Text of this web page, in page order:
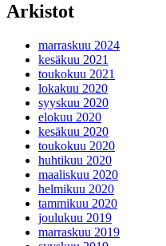
Arkistot
marraskuu 2024
kesäkuu 2021
toukokuu 2021
lokakuu 2020
syyskuu 2020
elokuu 2020
kesäkuu 2020
toukokuu 2020
huhtikuu 2020
maaliskuu 2020
helmikuu 2020
tammikuu 2020
joulukuu 2019
marraskuu 2019